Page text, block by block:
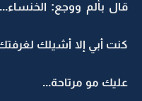
قال بألم ووجع:
كنت أبي إلا أشيلك
عليك مو مرتاحة...